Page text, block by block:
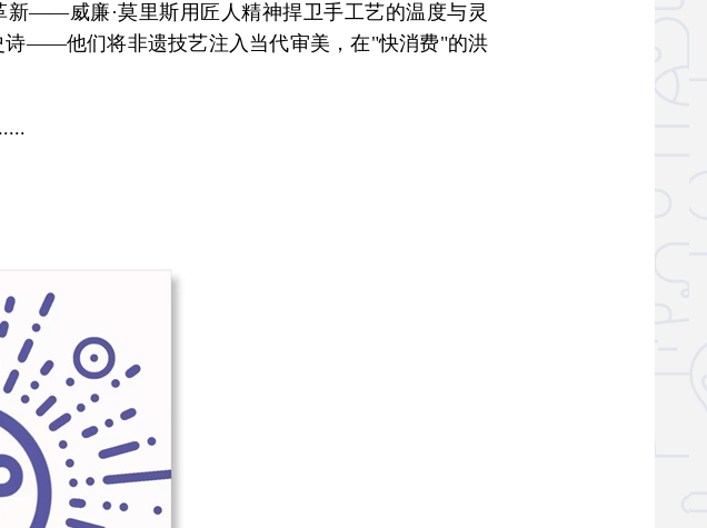
——威廉·莫里斯用匠人精神捍卫手工艺的温度与灵
诗——他们将非遗技艺注入当代审美，在"快消费"的洪